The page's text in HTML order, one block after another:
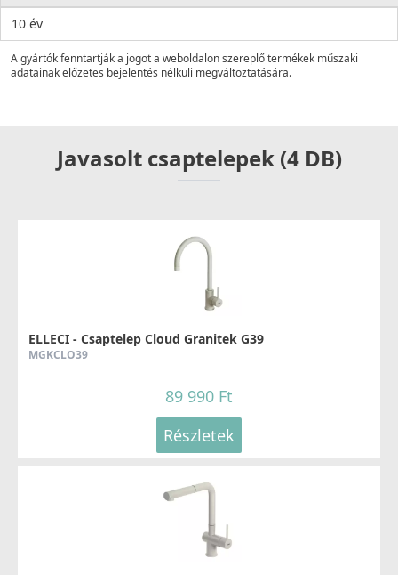
10 év
A gyártók fenntartják a jogot a weboldalon szereplő termékek műszaki
adatainak előzetes bejelentés nélküli megváltoztatására.
Javasolt csaptelepek (4 DB)
ELLECI - Csaptelep Cloud Granitek G39
MGKCLO39
89 990 Ft
Részletek